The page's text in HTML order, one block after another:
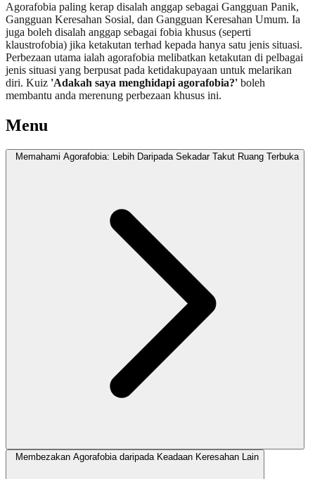
Agorafobia paling kerap disalah anggap sebagai Gangguan Panik,
Gangguan Keresahan Sosial, dan Gangguan Keresahan Umum. Ia
juga boleh disalah anggap sebagai fobia khusus (seperti
klaustrofobia) jika ketakutan terhad kepada hanya satu jenis situasi.
Perbezaan utama ialah agorafobia melibatkan ketakutan di pelbagai
jenis situasi yang berpusat pada ketidakupayaan untuk melarikan
diri. Kuiz 'Adakah saya menghidapi agorafobia?' boleh
membantu anda merenung perbezaan khusus ini.
Menu
Memahami Agorafobia: Lebih Daripada Sekadar Takut Ruang Terbuka
Membezakan Agorafobia daripada Keadaan Keresahan Lain